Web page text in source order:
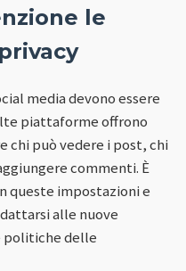
le
media devono essere
piattaforme offrono
chi può vedere i post, chi
commenti. È
queste impostazioni e
alle nuove
politiche delle